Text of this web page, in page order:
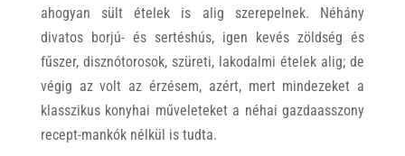
ahogyan sült ételek is alig szerepelnek. Néhány
divatos borjú- és sertéshús, igen kevés zöldség és
fűszer, disznótorosok, szüreti, lakodalmi ételek alig; de
végig az volt az érzésem, azért, mert mindezeket a
klasszikus konyhai műveleteket a néhai gazdaasszony
recept-mankók nélkül is tudta.